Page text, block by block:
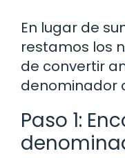
En lugar de
restamos los
de convertir
denominador
Paso 1: